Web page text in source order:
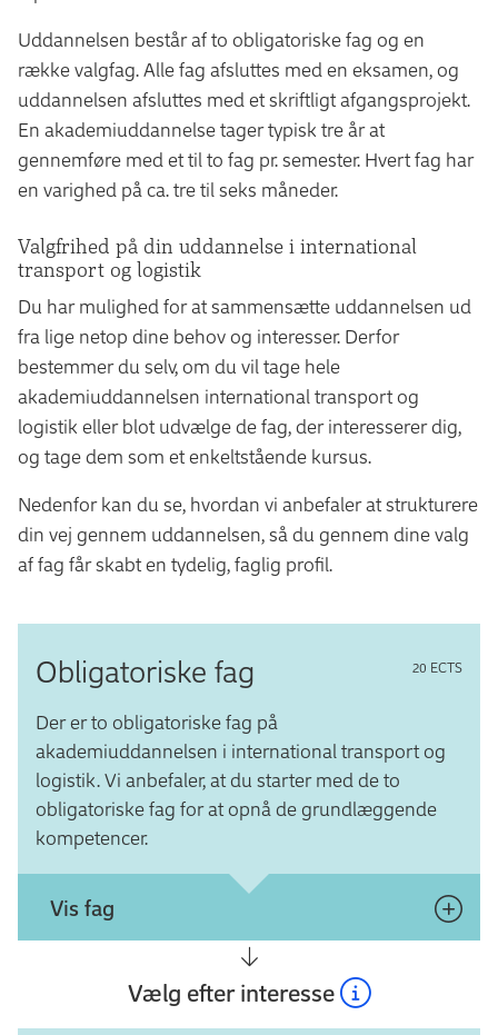
Uddannelsen består af to obligatoriske fag og en
række valgfag. Alle fag afsluttes med en eksamen, og
uddannelsen afsluttes med et skriftligt afgangsprojekt.
En akademiuddannelse tager typisk tre år at
gennemføre med et til to fag pr. semester. Hvert fag har
en varighed på ca. tre til seks måneder.
Valgfrihed på din uddannelse i international
transport og logistik
Du har mulighed for at sammensætte uddannelsen ud
fra lige netop dine behov og interesser. Derfor
bestemmer du selv, om du vil tage hele
akademiuddannelsen international transport og
logistik eller blot udvælge de fag, der interesserer dig,
og tage dem som et enkeltstående kursus.
Nedenfor kan du se, hvordan vi anbefaler at strukturere
din vej gennem uddannelsen, så du gennem dine valg
af fag får skabt en tydelig, faglig profil.
Obligatoriske fag 20 ECTS
Der er to obligatoriske fag på
akademiuddannelsen i international transport og
logistik. Vi anbefaler, at du starter med de to
obligatoriske fag for at opnå de grundlæggende
kompetencer.
Vis fag
Vælg efter interesse